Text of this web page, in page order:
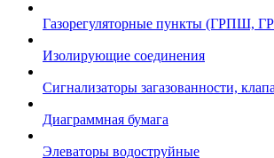
Газорегуляторные пункты (ГРПШ,
Изолирующие соединения
Сигнализаторы загазованности,
Диаграммная бумага
Элеваторы водоструйные